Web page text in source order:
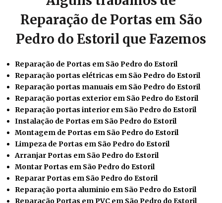
Reparação de Portas em São
Pedro do Estoril que Fazemos
Reparação de Portas em São Pedro do Estoril
Reparação portas elétricas em São Pedro do Estoril
Reparação portas manuais em São Pedro do Estoril
Reparação portas exterior em São Pedro do Estoril
Reparação portas interior em São Pedro do Estoril
Instalação de Portas em São Pedro do Estoril
Montagem de Portas em São Pedro do Estoril
Limpeza de Portas em São Pedro do Estoril
Arranjar Portas em São Pedro do Estoril
Montar Portas em São Pedro do Estoril
RepararPortas em São Pedro do Estoril
Reparação porta aluminio em São Pedro do Estoril
Reparação Portas em PVC em São Pedro do Estoril